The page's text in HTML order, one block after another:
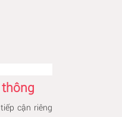
cận riêng